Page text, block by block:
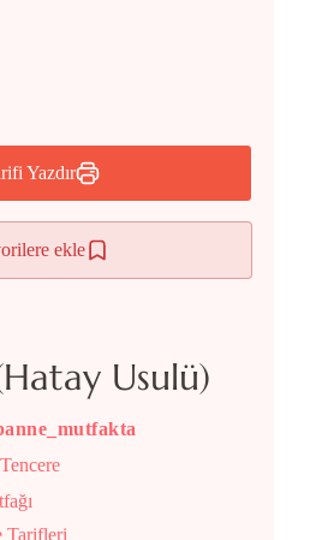
Yazdır
ekle
Usulü)
Tencere
Tarifleri